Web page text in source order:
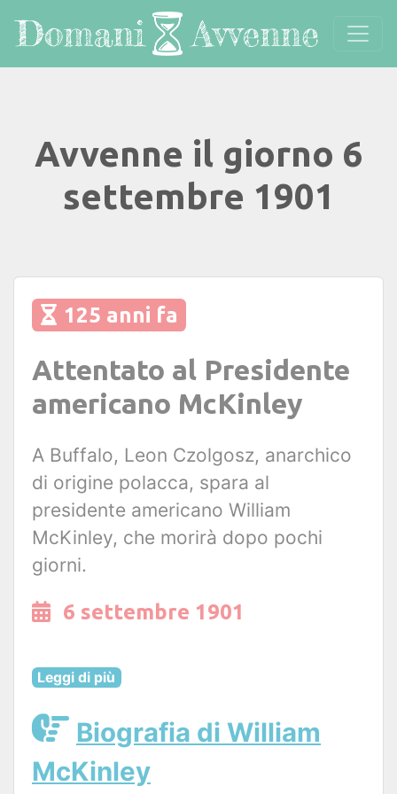
Avvenne il giorno 6
settembre 1901
125 anni fa
Attentato al Presidente
americano McKinley
A Buffalo, Leon Czolgosz, anarchico
di origine polacca, spara al
presidente americano William
McKinley, che morirà dopo pochi
giorni.
6 settembre 1901
Leggi di più
Biografia di William
McKinley